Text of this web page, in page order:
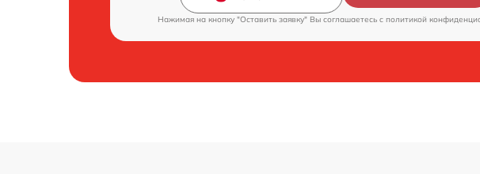
Нажимая на кнопку "Оставить заявку" Вы соглашаетесь c политикой